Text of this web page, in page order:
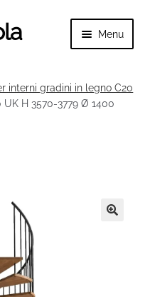
Menu
il
menu
menu
interni gradini in legno C20
H 3570-3779 Ø 1400